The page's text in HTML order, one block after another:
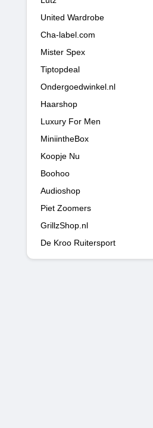
United Wardrobe
Cha-label.com
Mister Spex
Tiptopdeal
Ondergoedwinkel.nl
Haarshop
Luxury For Men
MiniintheBox
Koopje Nu
Boohoo
Audioshop
Piet Zoomers
GrillzShop.nl
De Kroo Ruitersport